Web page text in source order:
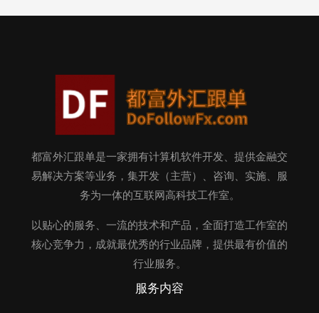
都富外汇跟单是一家拥有计算机软件开发、提供金融交
易解决方案等业务，集开发（主营）、咨询、实施、服
务为一体的互联网高科技工作室。
以贴心的服务、一流的技术和产品，全面打造工作室的
核心竞争力，成就最优秀的行业品牌，提供最有价值的
行业服务。
服务内容